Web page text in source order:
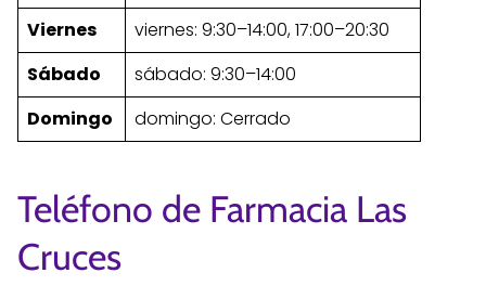
Viernes
viernes: 9:30–14:00, 17:00–20:30
Sábado
sábado: 9:30–14:00
Domingo
domingo: Cerrado
Teléfono de Farmacia Las
Cruces